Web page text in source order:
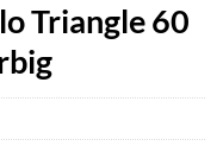
Triangle 60